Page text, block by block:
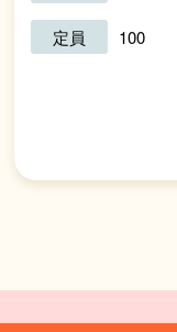
定員 100